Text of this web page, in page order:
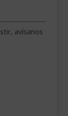
avísanos